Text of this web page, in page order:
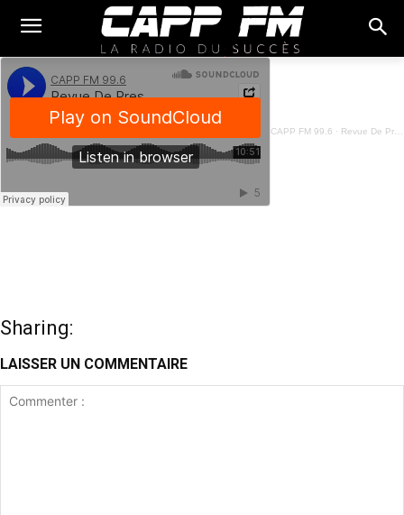
CAPP FM 99.6 · Revue De Presse français - 09 Avril 2026
Sharing:
LAISSER UN COMMENTAIRE